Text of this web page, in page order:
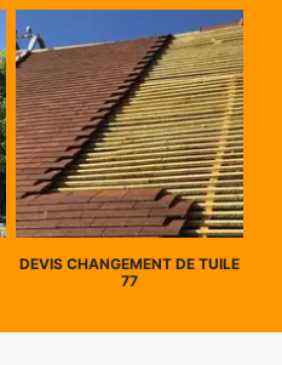
DEVIS CHANGEMENT DE TUILE
77